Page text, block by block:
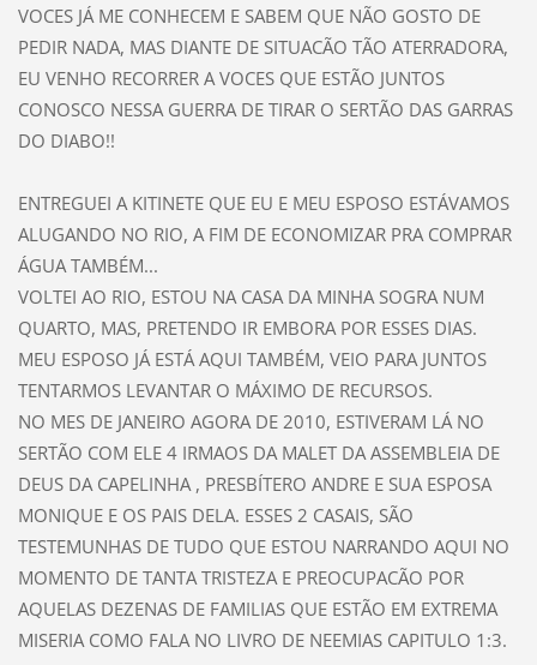
VOCES JÁ ME CONHECEM E SABEM QUE NÃO GOSTO DE
PEDIR NADA, MAS DIANTE DE SITUACÃO TÃO ATERRADORA,
EU VENHO RECORRER A VOCES QUE ESTÃO JUNTOS
CONOSCO NESSA GUERRA DE TIRAR O SERTÃO DAS GARRAS
DO DIABO!!
ENTREGUEI A KITINETE QUE EU E MEU ESPOSO ESTÁVAMOS
ALUGANDO NO RIO, A FIM DE ECONOMIZAR PRA COMPRAR
ÁGUA TAMBÉM...
VOLTEI AO RIO, ESTOU NA CASA DA MINHA SOGRA NUM
QUARTO, MAS, PRETENDO IR EMBORA POR ESSES DIAS.
MEU ESPOSO JÁ ESTÁ AQUI TAMBÉM, VEIO PARA JUNTOS
TENTARMOS LEVANTAR O MÁXIMO DE RECURSOS.
NO MES DE JANEIRO AGORA DE 2010, ESTIVERAM LÁ NO
SERTÃO COM ELE 4 IRMAOS DA MALET DA ASSEMBLEIA DE
DEUS DA CAPELINHA , PRESBÍTERO ANDRE E SUA ESPOSA
MONIQUE E OS PAIS DELA. ESSES 2 CASAIS, SÃO
TESTEMUNHAS DE TUDO QUE ESTOU NARRANDO AQUI NO
MOMENTO DE TANTA TRISTEZA E PREOCUPACÃO POR
AQUELAS DEZENAS DE FAMILIAS QUE ESTÃO EM EXTREMA
MISERIA COMO FALA NO LIVRO DE NEEMIAS CAPITULO 1:3.